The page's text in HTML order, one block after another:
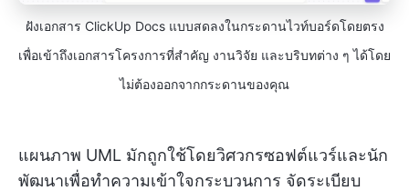
ฝังเอกสาร ClickUp Docs แบบสดลงในกระดานไวท์บอร์ดโดยตรง
เพื่อเข้าถึงเอกสารโครงการที่สำคัญ งานวิจัย และบริบทต่าง ๆ ได้โดย
ไม่ต้องออกจากกระดานของคุณ
แผนภาพ UML มักถูกใช้โดยวิศวกรซอฟต์แวร์และนัก
พัฒนาเพื่อทำความเข้าใจกระบวนการ จัดระเบียบ